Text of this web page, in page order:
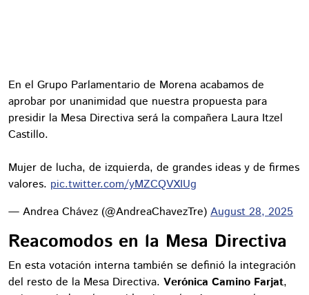
En el Grupo Parlamentario de Morena acabamos de
aprobar por unanimidad que nuestra propuesta para
presidir la Mesa Directiva será la compañera Laura Itzel
Castillo.
Mujer de lucha, de izquierda, de grandes ideas y de firmes
valores. pic.twitter.com/yMZCQVXIUg
— Andrea Chávez (@AndreaChavezTre) August 28, 2025
Reacomodos en la Mesa Directiva
En esta votación interna también se definió la integración
del resto de la Mesa Directiva. Verónica Camino Farjat,